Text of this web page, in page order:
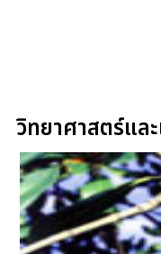
วิทยาศาสตร์แล